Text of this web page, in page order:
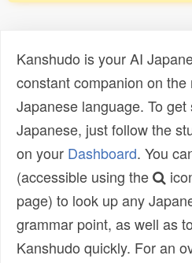
Kanshudo is your AI
constant companion on
Japanese language. To
Japanese, just follow the
on your Dashboard. You
(accessible using the
page) to look up any
grammar point, as well as
Kanshudo quickly. For an